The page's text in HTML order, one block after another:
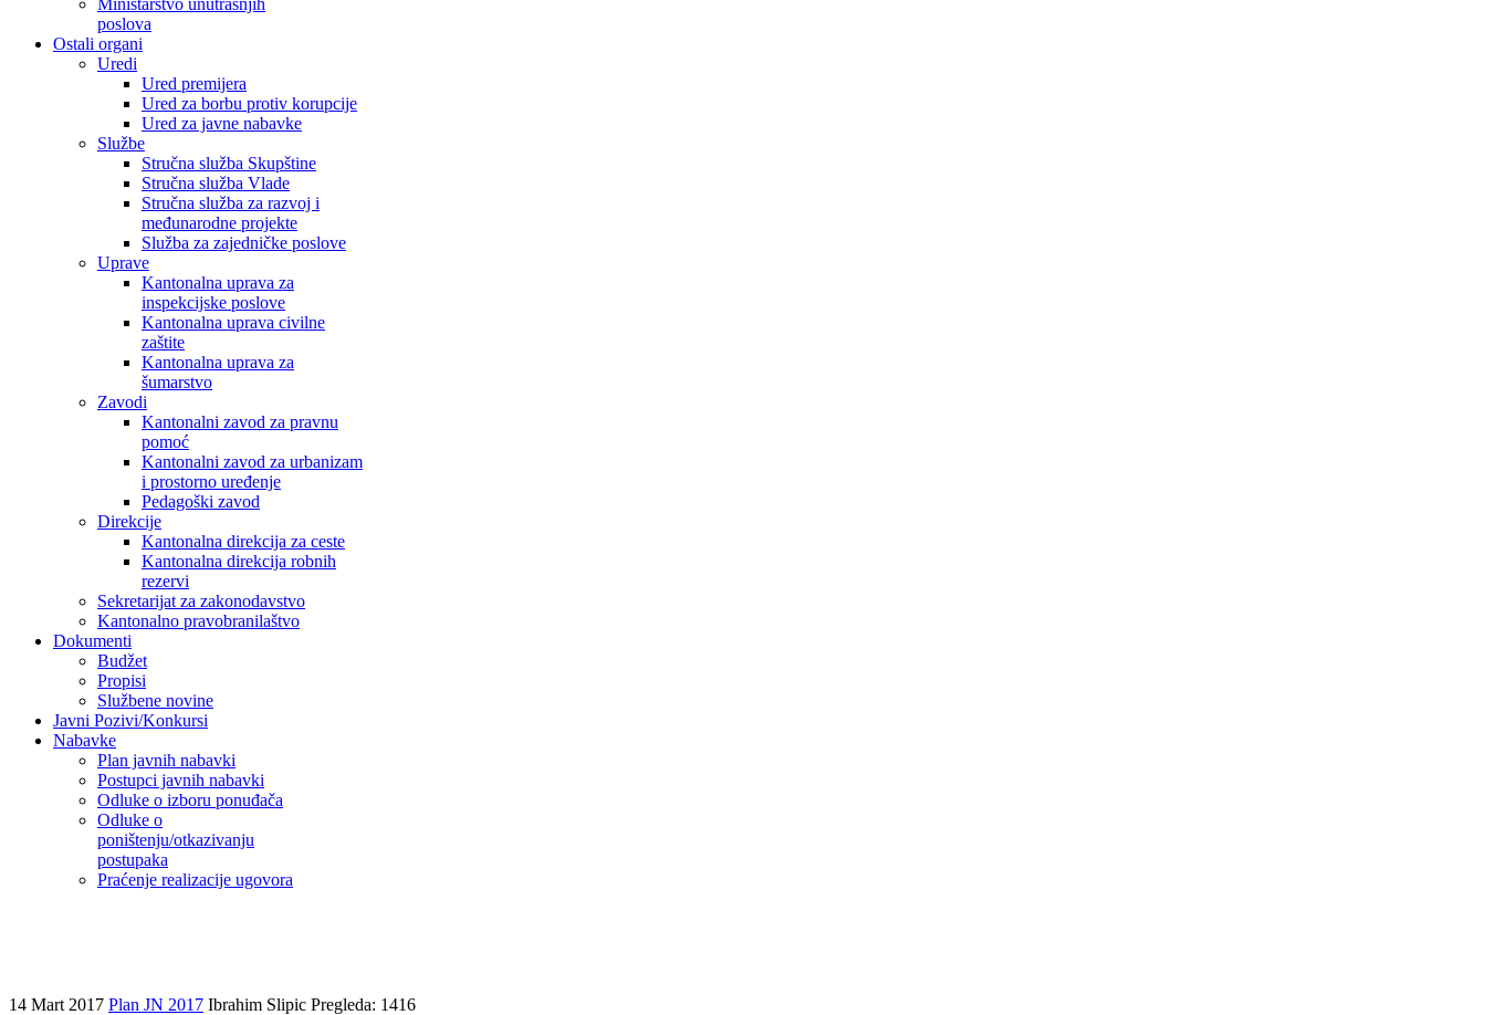
Ministarstvo unutrašnjih
poslova
Ostali organi
Uredi
Ured premijera
Ured za borbu protiv korupcije
Ured za javne nabavke
Službe
Stručna služba Skupštine
Stručna služba Vlade
Stručna služba za razvoj i
međunarodne projekte
Služba za zajedničke poslove
Uprave
Kantonalna uprava za
inspekcijske poslove
Kantonalna uprava civilne
zaštite
Kantonalna uprava za
šumarstvo
Zavodi
Kantonalni zavod za pravnu
pomoć
Kantonalni zavod za urbanizam
i prostorno uređenje
Pedagoški zavod
Direkcije
Kantonalna direkcija za ceste
Kantonalna direkcija robnih
rezervi
Sekretarijat za zakonodavstvo
Kantonalno pravobranilaštvo
Dokumenti
Budžet
Propisi
Službene novine
Javni Pozivi/Konkursi
Nabavke
Plan javnih nabavki
Postupci javnih nabavki
Odluke o izboru ponuđača
Odluke o
poništenju/otkazivanju
postupaka
Praćenje realizacije ugovora
14 Mart 2017 Plan JN 2017 Ibrahim Slipic Pregleda: 1416